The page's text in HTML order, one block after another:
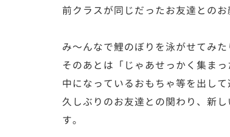
前クラスが同じだったお友達との
み〜んなで鯉のぼりを泳がせてみ
そのあとは「じゃあせっかく集ま
中になっているおもちゃ等を出して
久しぶりのお友達との関わり、新
す。